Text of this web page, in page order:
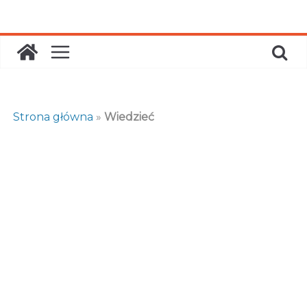
content
Strona główna »Wiedzieć